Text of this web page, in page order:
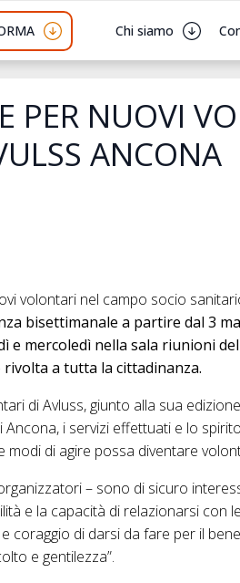
Chi siamo
PER NUOVI
ANCONA
volontari nel campo socio
bisettimanale a partire dal 3
e mercoledì nella sala riunioni del
a tutta la cittadinanza.
di Avluss, giunto alla sua
Ancona, i servizi effettuati e lo
modi di agire possa diventare
– sono di sicuro
e la capacità di relazionarsi con
coraggio di darsi da fare per il
e gentilezza”.